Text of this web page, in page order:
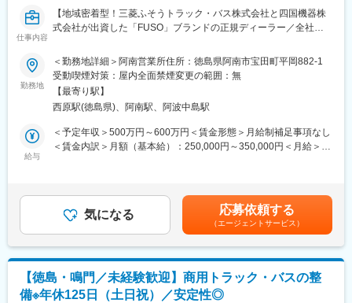
・慣れるまでは先輩からの指導があります。ルートセールスを主
に行っていただき、仕事の流れや知識を身につけて頂きます。
・まずは配達が主な仕事になりますが、慣れてからは担当エリア
行って頂きます。
■配属先について：
・社長ふくめて営業担当は4名です
・30代から60代まで幅広い年代の方々が活躍中です
仕事内容
【地域密着型！三菱ふそうトラック・バス株式会社と四国機器株
式会社が出資した「FUSO」ブランドの正規ディーラー／全社平
／転勤なし】
■業務概要：
同社にて法人のお客様向けに自動車（主に1.5トン～大型までのト
ラック・バス）の提案からアフターフォローまで定期的なヒアリ
ング、アフターフォローを担当いただきます。
・お客様への定期的なヒアリング
■業務の詳細：
お客様（メインは運送業者）からトラック等の仕様の相談を頂い
た際に、ヒアリングを行いながらどういったカスタマイズができ
期的な関係を築いていくことができます。
また図面の設計等は製造元メーカーにて行っているため、専門的
な知識は必要ありません。納品後もアフターフォローを行って頂
勤務地
＜勤務地詳細＞阿南営業所住所：徳島県阿南市宝田町平岡882-1
受動喫煙対策：屋内全面禁煙変更の範囲：無
【最寄り駅】
西原駅(徳島県)、阿南駅、阿波中島駅
給与
＜予定年収＞500万円～600万円＜賃金形態＞月給制補足事項なし
＜賃金内訳＞月額（基本給）：250,000円～350,000円＜月給＞
年2回※過去実績4ヶ月分賃金はあくまでも目安の金額であり、選
考を通じて上下する可能性があります。月給(月額)は固定手当を含
めた表記です。
気になる 応募依頼する
（エージェントサービス）
【徳島・鳴門／未経験歓迎】商用トラック・バスの整
備※年休125日（土日祝）／安定性◎